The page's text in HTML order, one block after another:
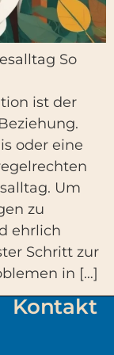
So
ist der
oder eine
Um
zu
ehrlich
Schritt zur
in […]
Kontakt